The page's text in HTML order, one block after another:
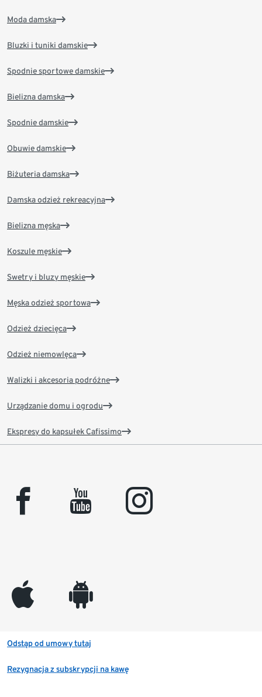
Moda damska
Bluzki i tuniki damskie
Spodnie sportowe damskie
Bielizna damska
Spodnie damskie
Obuwie damskie
Biżuteria damska
Damska odzież rekreacyjna
Bielizna męska
Koszule męskie
Swetry i bluzy męskie
Męska odzież sportowa
Odzież dziecięca
Odzież niemowlęca
Walizki i akcesoria podróżne
Urządzanie domu i ogrodu
Ekspresy do kapsułek Cafissimo
facebook youtube instagram
appleinc android
Odstąp od umowy tutaj
Rezygnacja z subskrypcji na kawę